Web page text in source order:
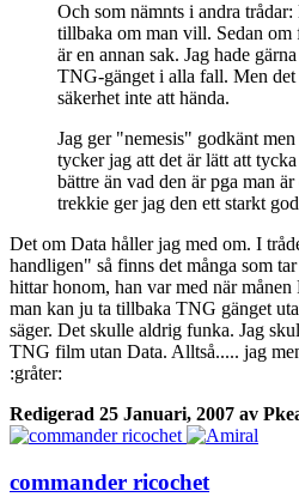
Och som nämnts i andra
tillbaka om man vill. Sedan om
är en annan sak. Jag hade
TNG-gänget i alla fall. Men
säkerhet inte att hända.
Jag ger "nemesis" godkänt men
tycker jag att det är lätt att
bättre än vad den är pga man
trekkie ger jag den ett starkt
Det om Data håller jag med om. I
handligen" så finns det många som
hittar honom, han var med när månen
man kan ju ta tillbaka TNG gänget
säger. Det skulle aldrig funka. Jag
TNG film utan Data. Alltså..... jag
:gråter:
Redigerad 25 Januari, 2007 av
commander ricochet